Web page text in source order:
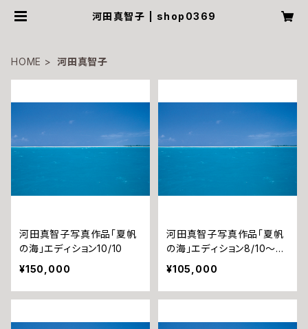
河田真智子 | shop0369
HOME 河田真智子
河田真智子写真作品「夏帆
の海」エディション10/10
¥150,000
河田真智子写真作品「夏帆
の海」エディション8/10〜9/
10
¥105,000